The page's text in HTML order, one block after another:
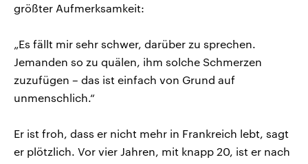
größter Aufmerksamkeit:
„Es fällt mir sehr schwer, darüber zu sprechen.
Jemanden so zu quälen, ihm solche Schmerzen
zuzufügen – das ist einfach von Grund auf
unmenschlich.“
Er ist froh, dass er nicht mehr in Frankreich lebt, sagt
er plötzlich. Vor vier Jahren, mit knapp 20, ist er nach